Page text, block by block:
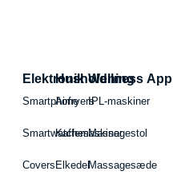
Elektronik
Smartphone
Smartwatches
Covers
Husholdning
Airfryers
Kaffemaskiner
Elkedel
Wellness App
IPL-maskiner
Massagestol
Massagesæde